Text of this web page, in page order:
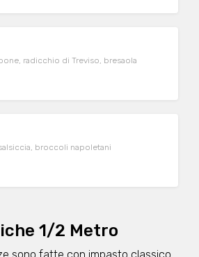
radicchio di Treviso, bresaola
broccoli napoletani
1/2 Metro